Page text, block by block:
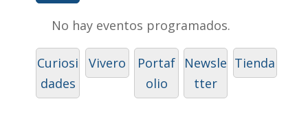
No hay eventos programados.
Curiosi
dades
Vivero
Portaf
olio
Newsle
tter
Tienda